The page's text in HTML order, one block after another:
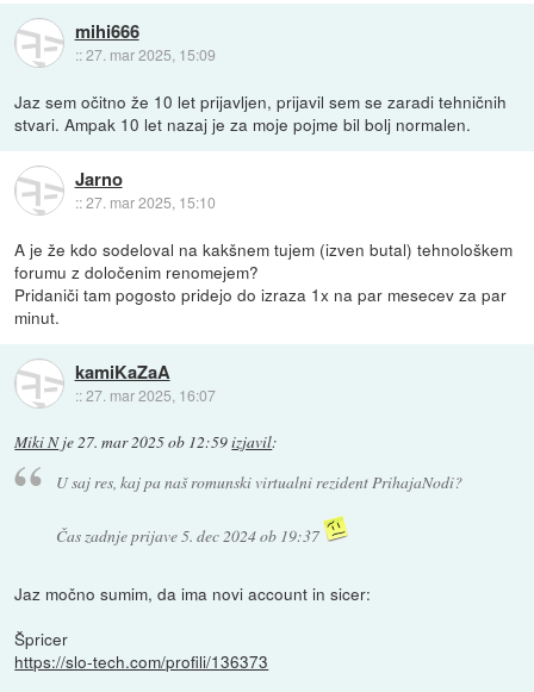
mihi666
::27. mar 2025, 15:09
Jaz sem očitno že 10 let prijavljen, prijavil sem se zaradi tehničnih
stvari. Ampak 10 let nazaj je za moje pojme bil bolj normalen.
Jarno
::27. mar 2025, 15:10
A je že kdo sodeloval na kakšnem tujem (izven butal) tehnološkem
forumu z določenim renomejem?
Pridaniči tam pogosto pridejo do izraza 1x na par mesecev za par
minut.
kamiKaZaA
::27. mar 2025, 16:07
Miki Nje27. mar 2025 ob 12:59izjavil:
U saj res, kaj pa naš romunski virtualni rezident PrihajaNodi?
Čas zadnje prijave 5. dec 2024 ob 19:37
Jaz močno sumim, da ima novi account in sicer:
Špricer
https://slo-tech.com/profili/136373